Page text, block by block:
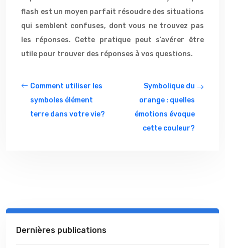
flash est un moyen parfait résoudre des situations
qui semblent confuses, dont vous ne trouvez pas
les réponses. Cette pratique peut s’avérer être
utile pour trouver des réponses à vos questions.
Comment utiliser les
symboles élément
terre dans votre vie?
Symbolique du
orange : quelles
émotions évoque
cette couleur?
Dernières publications